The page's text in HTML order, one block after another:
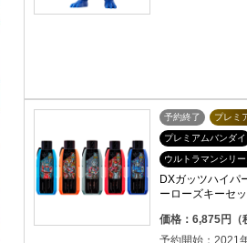
予約終了 プレミ
プレミアムバンダイ
ウルトラマンシリ
DXガッツハイパ
ーローズキーセ
価格：6,875円（
予約開始：2021